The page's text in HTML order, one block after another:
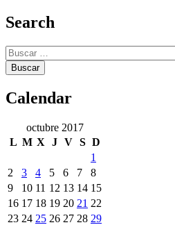
Search
Buscar:
Calendar
octubre 2017
L M X J V S D
1
2
3 4 5 6 7
8
9
10 11 12 13 14 15
16 17 18 19 20 21 22
23 24 25 26 27 28 29